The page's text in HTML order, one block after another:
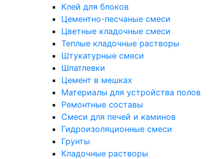
Клей для блоков
Цементно-песчаные смеси
Цветные кладочные смеси
Теплые кладочные растворы
Штукатурные смеси
Шпатлевки
Цемент в мешках
Материалы для устройства полов
Ремонтные составы
Смеси для печей и каминов
Гидроизоляционные смеси
Грунты
Кладочные растворы